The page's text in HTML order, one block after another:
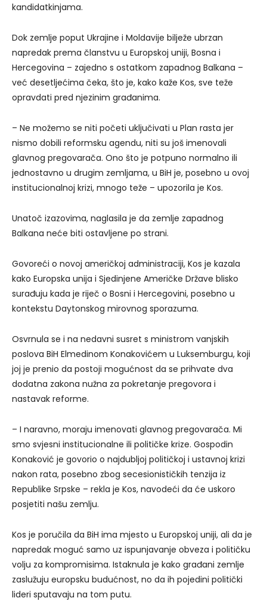
kandidatkinjama.
Dok zemlje poput Ukrajine i Moldavije bilježe ubrzan
napredak prema članstvu u Europskoj uniji, Bosna i
Hercegovina – zajedno s ostatkom zapadnog Balkana –
već desetljećima čeka, što je, kako kaže Kos, sve teže
opravdati pred njezinim građanima.
– Ne možemo se niti početi uključivati u Plan rasta jer
nismo dobili reformsku agendu, niti su još imenovali
glavnog pregovarača. Ono što je potpuno normalno ili
jednostavno u drugim zemljama, u BiH je, posebno u ovoj
institucionalnoj krizi, mnogo teže – upozorila je Kos.
Unatoč izazovima, naglasila je da zemlje zapadnog
Balkana neće biti ostavljene po strani.
Govoreći o novoj američkoj administraciji, Kos je kazala
kako Europska unija i Sjedinjene Američke Države blisko
surađuju kada je riječ o Bosni i Hercegovini, posebno u
kontekstu Daytonskog mirovnog sporazuma.
Osvrnula se i na nedavni susret s ministrom vanjskih
poslova BiH Elmedinom Konakovićem u Luksemburgu, koji
joj je prenio da postoji mogućnost da se prihvate dva
dodatna zakona nužna za pokretanje pregovora i
nastavak reforme.
– I naravno, moraju imenovati glavnog pregovarača. Mi
smo svjesni institucionalne ili političke krize. Gospodin
Konaković je govorio o najdubljoj političkoj i ustavnoj krizi
nakon rata, posebno zbog secesionističkih tenzija iz
Republike Srpske – rekla je Kos, navodeći da će uskoro
posjetiti našu zemlju.
Kos je poručila da BiH ima mjesto u Europskoj uniji, ali da je
napredak moguć samo uz ispunjavanje obveza i političku
volju za kompromisima. Istaknula je kako građani zemlje
zaslužuju europsku budućnost, no da ih pojedini politički
lideri sputavaju na tom putu.